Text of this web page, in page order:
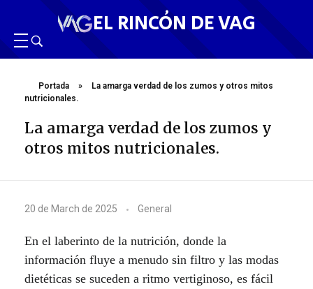
EL RINCÓN DE VAG
Portada »
La amarga verdad de los zumos y otros mitos
nutricionales.
La amarga verdad de los zumos y
otros mitos nutricionales.
L
a
a
20 de March de 2025 General
En el laberinto de la nutrición, donde la
información fluye a menudo sin filtro y las modas
dietéticas se suceden a ritmo vertiginoso, es fácil